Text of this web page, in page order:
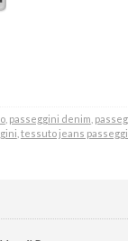
, passeggini denim
tessuto jeans